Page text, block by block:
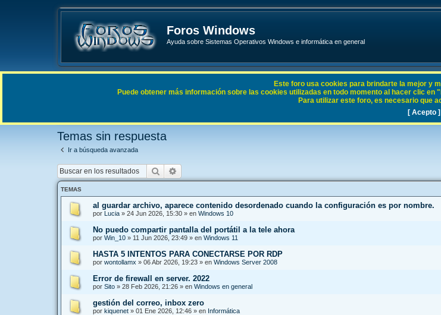
Foros Windows
Ayuda sobre Sistemas Operativos Windows e informática en general
Enlaces rápidos FAQ
Temas sin respuesta
Ir a búsqueda avanzada
Buscar
TEMAS
al guardar archivo, aparece contenido desordenado cuando la configuración es por nombre.
por Lucia » 24 Jun 2026, 15:30 » en Windows 10
No puedo compartir pantalla del portátil a la tele ahora
por Win_10 » 11 Jun 2026, 23:49 » en Windows 11
HASTA 5 INTENTOS PARA CONECTARSE POR RDP
por wontollamx » 06 Abr 2026, 19:23 » en Windows Server 2008
Error de firewall en server. 2022
por Sito » 28 Feb 2026, 21:26 » en Windows en general
gestión del correo, inbox zero
por kiquenet » 01 Ene 2026, 12:46 » en Informática
Este foro usa cookies para brindarte la mejor y
Puede obtener más información sobre las cookies utilizadas en todo momento al hacer clic
Para utilizar este foro, es necesario que
[ Acepto ]